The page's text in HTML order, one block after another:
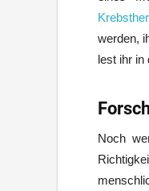
werden,
lest ihr in
Noch